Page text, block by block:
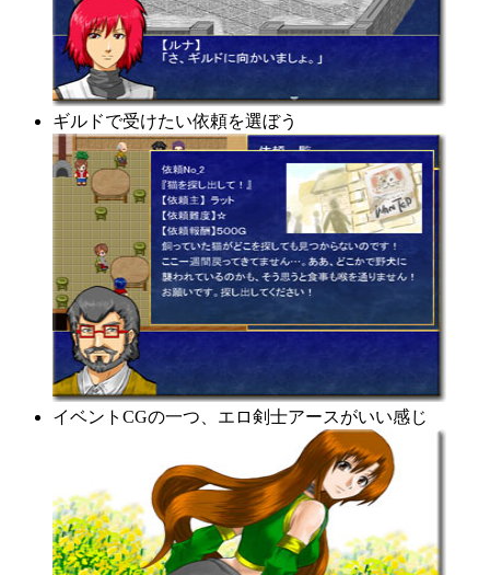
ギルドで受けたい依頼を選ぼう
イベントCGの一つ、エロ剣士アースがいい感じ